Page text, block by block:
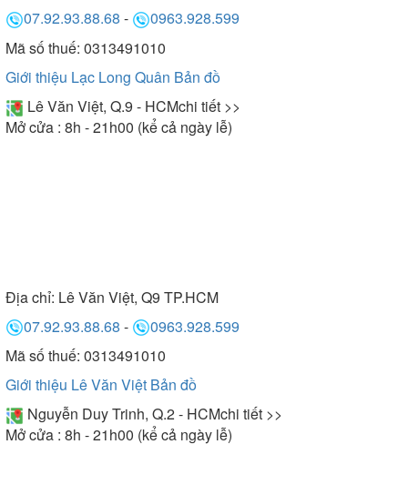
07.92.93.88.68 -
0963.928.599
Mã số thuế: 0313491010
Giới thiệu Lạc Long Quân Bản đồ
Lê Văn Việt, Q.9 - HCMchi tiết >>
Mở cửa : 8h - 21h00 (kể cả ngày lễ)
Địa chỉ: Lê Văn Việt, Q9 TP.HCM
07.92.93.88.68 -
0963.928.599
Mã số thuế: 0313491010
Giới thiệu Lê Văn Việt Bản đồ
Nguyễn Duy Trinh, Q.2 - HCMchi tiết >>
Mở cửa : 8h - 21h00 (kể cả ngày lễ)